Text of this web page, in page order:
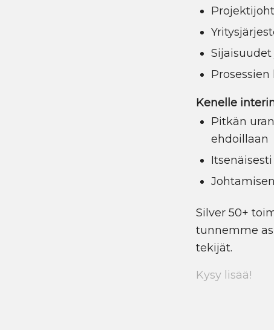
Kenelle
Pitkän
ehdoillaan
Silver 50+
tunnemme
tekijät.
Kysy lisää!